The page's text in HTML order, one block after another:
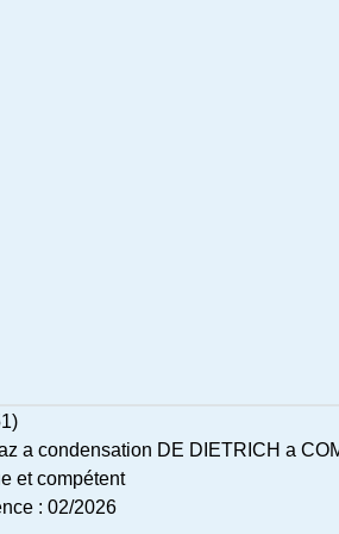
a condensation DE DIETRICH a
et compétent
: 02/2026